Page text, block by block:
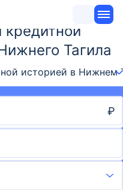
кредитной
Тагила
историей в
₽